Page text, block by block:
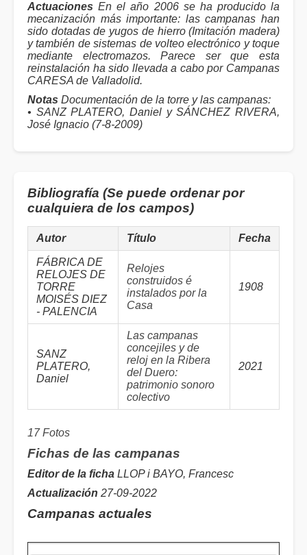
Actuaciones En el año 2006 se ha producido la
mecanización más importante: las campanas han
sido dotadas de yugos de hierro (Imitación madera)
y también de sistemas de volteo electrónico y toque
mediante electromazos. Parece ser que esta
reinstalación ha sido llevada a cabo por Campanas
CARESA de Valladolid.
Notas Documentación de la torre y las campanas:
• SANZ PLATERO, Daniel y SÁNCHEZ RIVERA,
José Ignacio (7-8-2009)
Bibliografía (Se puede ordenar por
cualquiera de los campos)
Autor Título Fecha
FÁBRICA DE
RELOJES DE
TORRE
MOISÉS DIEZ
- PALENCIA
Relojes
construidos é
instalados por la
Casa
1908
SANZ
PLATERO,
Daniel
Las campanas
concejiles y de
reloj en la Ribera
del Duero:
patrimonio sonoro
colectivo
2021
17 Fotos
Fichas de las campanas
Editor de la ficha LLOP i BAYO, Francesc
Actualización 27-09-2022
Campanas actuales